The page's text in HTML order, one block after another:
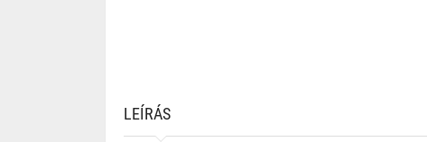
LEÍRÁS